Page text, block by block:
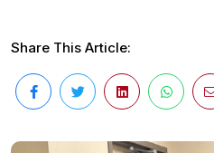
Share This Article: